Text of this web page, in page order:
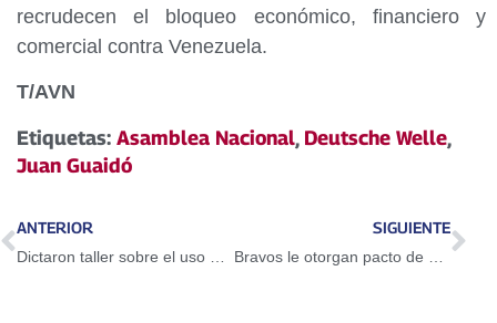
recrudecen el bloqueo económico, financiero y
comercial contra Venezuela.
T/AVN
Etiquetas: Asamblea Nacional, Deutsche Welle,
Juan Guaidó
ANTERIOR SIGUIENTE